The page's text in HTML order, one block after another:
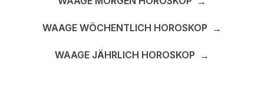
WAAGE WÖCHENTLICH HOROSKOP →
WAAGE JÄHRLICH HOROSKOP →